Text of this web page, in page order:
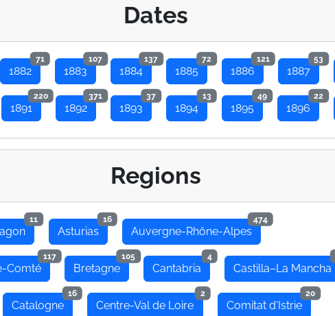
Dates
1882
71
1883
107
1884
137
1885
72
1886
121
1887
53
1891
220
1892
371
1893
37
1894
13
1895
49
1896
22
Regions
11
Asturias
16
Auvergne-Rhône-Alpes
474
Comté
117
Bretagne
105
Cantabria
4
Castilla–La Mancha
Catalogne
16
Centre-Val de Loire
2
Comitat d'Istrie
20